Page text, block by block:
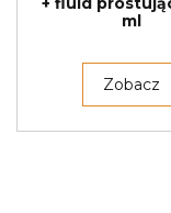
ml
Zobacz